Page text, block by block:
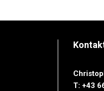
T: +43